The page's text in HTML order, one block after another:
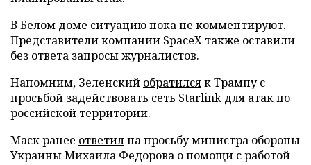
В Белом доме ситуацию пока не комментируют.
Представители компании SpaceX также оставили
без ответа запросы журналистов.
Напомним, Зеленский обратилсяк Трампу с
просьбой задействовать сеть Starlink для атак по
российской территории.
Маск ранее ответилна просьбу министра обороны
Украины Михаила Федорова о помощи с работой